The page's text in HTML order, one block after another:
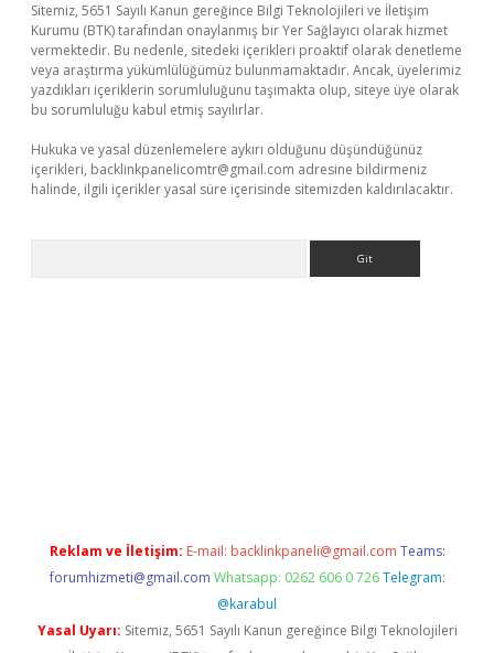
Sitemiz, 5651 Sayılı Kanun gereğince Bilgi Teknolojileri ve İletişim
Kurumu (BTK) tarafından onaylanmış bir Yer Sağlayıcı olarak hizmet
vermektedir. Bu nedenle, sitedeki içerikleri proaktif olarak denetleme
veya araştırma yükümlülüğümüz bulunmamaktadır. Ancak, üyelerimiz
yazdıkları içeriklerin sorumluluğunu taşımakta olup, siteye üye olarak
bu sorumluluğu kabul etmiş sayılırlar.
Hukuka ve yasal düzenlemelere aykırı olduğunu düşündüğünüz
içerikleri, backlinkpanelicomtr@gmail.com adresine bildirmeniz
halinde, ilgili içerikler yasal süre içerisinde sitemizden kaldırılacaktır.
Reklam ve İletişim: E-mail: backlinkpaneli@gmail.com Teams:
forumhizmeti@gmail.com Whatsapp: 0262 606 0 726 Telegram:
@karabul
Yasal Uyarı: Sitemiz, 5651 Sayılı Kanun gereğince Bilgi Teknolojileri